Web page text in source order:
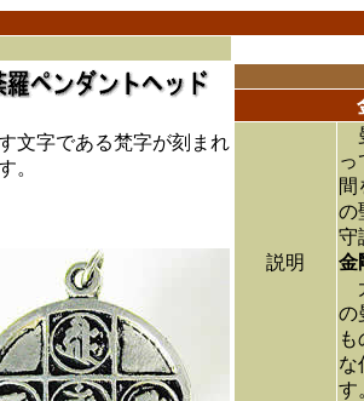
説明
っ
間
の
守
金
の
な
す
文字である梵字が刻まれ
。